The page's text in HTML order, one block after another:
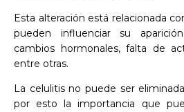
Esta alteración está relacionada
pueden influenciar su
cambios hormonales, falta de
entre otras.
La celulitis no puede ser
por esto la importancia que